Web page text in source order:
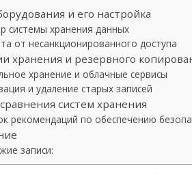
и его настройка
системы хранения данных
от несанкционированного доступа
хранения и резервного
хранение и облачные сервисы
и удаление старых записей
систем хранения
рекомендаций по обеспечению
записи: